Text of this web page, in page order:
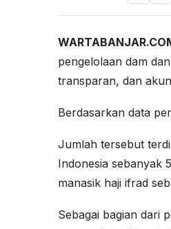
pengelolaan dam
transparan, dan
Berdasarkan data
Jumlah tersebut
Indonesia sebanyak
manasik haji ifrad
Sebagai bagian dari